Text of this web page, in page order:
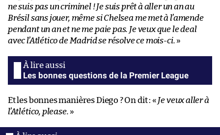
ne suis pas un criminel ! Je suis prêt à aller un an au
Brésil sans jouer, même si Chelsea me met à l’amende
pendant un an et ne me paie pas. Je veux que le deal
avec l’Atlético de Madrid se résolve ce mois-ci. »
Les bonnes questions de la Premier League
Et les bonnes manières Diego ? On dit : « Je veux aller à
l’Atlético, please. »